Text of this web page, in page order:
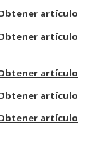
artículo
artículo
artículo
artículo
artículo